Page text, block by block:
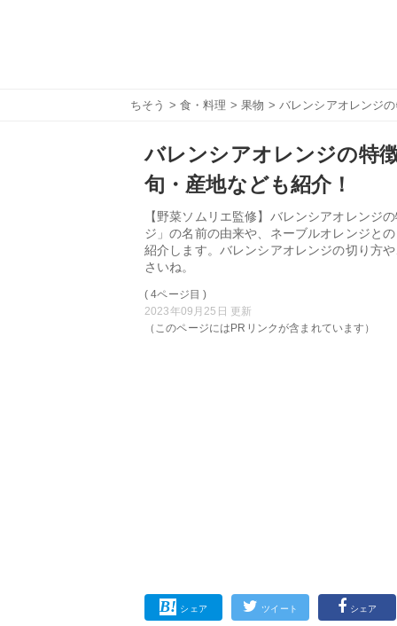
ちそう > 食・料理 >果物 > バレンシアオレンジ
バレンシアオレンジの特
旬・産地なども紹介！
【野菜ソムリエ監修】バレンシアオレンジ
ジ」の名前の由来や、ネーブルオレンジと
紹介します。バレンシアオレンジの切り方
さいね。
( 4ページ目 )
2023年09月25日 更新
（このページにはPRリンクが含まれています）
シェア ツイート シェア